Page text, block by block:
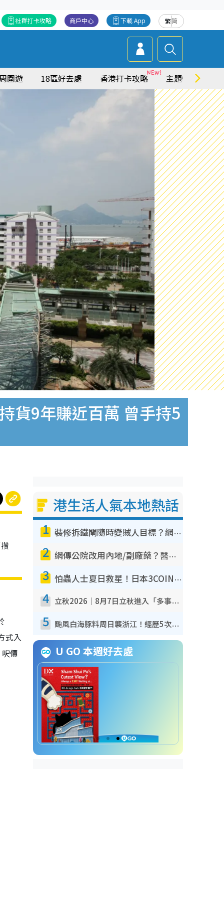
繁简
下載 App
商戶中心
社群打卡攻略
圍遊 18區好去處 香港打卡攻略 主題特集
貨9年賺近百萬 曾手持5
式入
價
港生活人氣本地熱話
1 裝修拆鐵閘隨時變賊人目標？網民揭2大關鍵用途：裝新式等於白裝？附新舊鐵閘分別
2 網傳公院改用內地/副廠藥？醫生拆解正副廠分別 揭4類人換藥隨時出事
3 怕蟲人士夏日救星！日本3COINS爆紅驅蟲神器$45起 1招「全程免觸碰」輕鬆搞定小強
4 立秋2026｜8月7日立秋進入「多事之秋」 3件事唔做得！專家教6招開運 清枱頭／銀包納氣接好運
5 颱風白海豚料周日襲浙江！經歷5次「眼牆置換」極罕見 成登陸內地最長途颱風
U GO 本週好去處